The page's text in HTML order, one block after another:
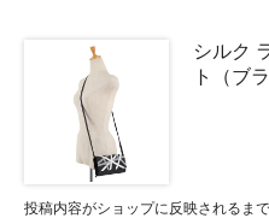
シルク
ト（ブ
投稿内容がショップに反映されるま